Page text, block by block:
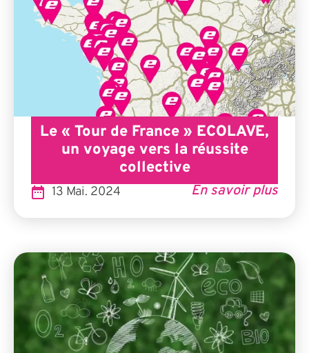
Le « Tour de France » ECOLAVE,
un voyage vers la réussite
collective
13 Mai. 2024 En savoir plus